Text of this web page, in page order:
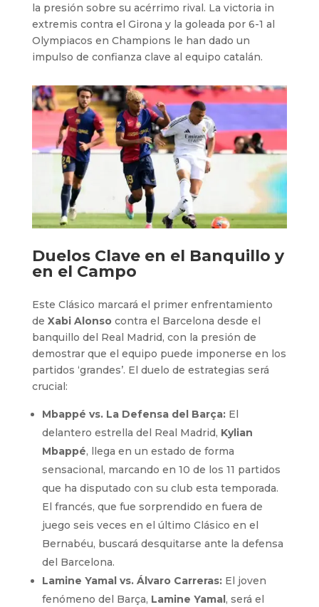
la presión sobre su acérrimo rival. La victoria in
extremis contra el Girona y la goleada por 6-1 al
Olympiacos en Champions le han dado un
impulso de confianza clave al equipo catalán.
Duelos Clave en el Banquillo y
en el Campo
Este Clásico marcará el primer enfrentamiento
de Xabi Alonsocontra el Barcelona desde el
banquillo del Real Madrid, con la presión de
demostrar que el equipo puede imponerse en los
partidos ‘grandes’. El duelo de estrategias será
crucial:
Mbappé vs. La Defensa del Barça:El
delantero estrella del Real Madrid, Kylian
Mbappé, llega en un estado de forma
sensacional, marcando en 10 de los 11 partidos
que ha disputado con su club esta temporada.
El francés, que fue sorprendido en fuera de
juego seis veces en el último Clásico en el
Bernabéu, buscará desquitarse ante la defensa
del Barcelona.
Lamine Yamal vs. Álvaro Carreras:El joven
fenómeno del Barça, Lamine Yamal, será el